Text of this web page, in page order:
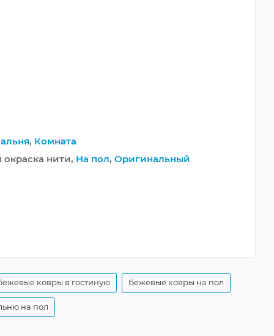
, Комната
окраска нити, На пол, Оригинальный
ковры в гостиную Бежевые ковры на пол
на пол